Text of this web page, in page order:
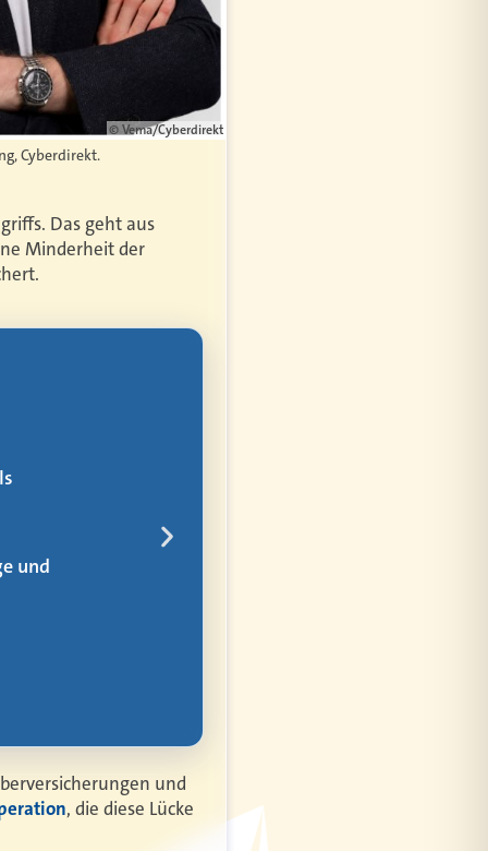
© Vema/Cyberdirekt
Cyberdirekt.
Das geht aus
Minderheit der
und
, die diese Lücke